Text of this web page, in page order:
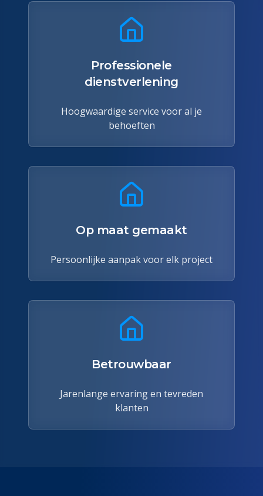
Professionele
dienstverlening
Hoogwaardige service voor al je
behoeften
Op maat gemaakt
Persoonlijke aanpak voor elk project
Betrouwbaar
Jarenlange ervaring en tevreden
klanten